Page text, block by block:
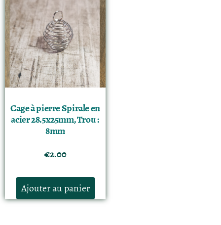
Cage à pierre Spirale en
acier 28.5x25mm, Trou :
8mm
€2.00
Ajouter au panier